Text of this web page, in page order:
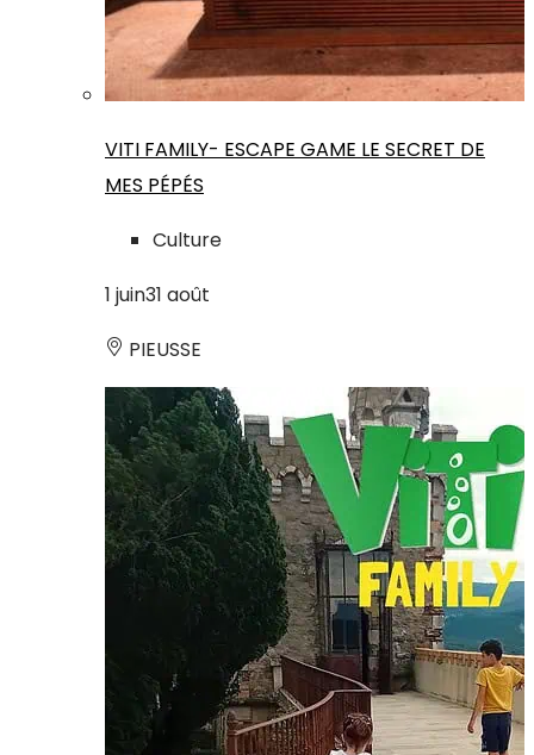
VITI FAMILY- ESCAPE GAME LE SECRET DE
MES PÉPÉS
Culture
1 juin31 août
PIEUSSE